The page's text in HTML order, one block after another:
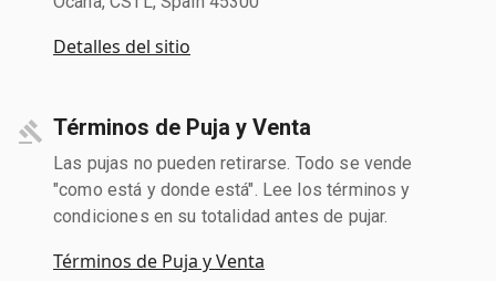
Detalles del sitio
Términos de Puja y Venta
Las pujas no pueden retirarse. Todo se vende
"como está y donde está". Lee los términos y
condiciones en su totalidad antes de pujar.
Términos de Puja y Venta